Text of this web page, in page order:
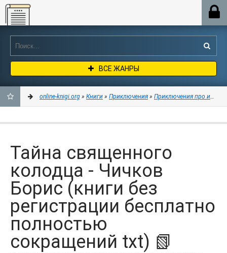
Online-knigi.org
ВСЕ ЖАНРЫ
ЗАКЛАДКИ
online-knigi.org » Книги » Приключения » Приключения про
Тайна священного
колодца - Чичков
Борис (книги без
регистрации бесплатно
полностью
сокращений txt) 📗